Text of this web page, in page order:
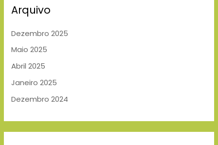
Arquivo
Dezembro 2025
Maio 2025
Abril 2025
Janeiro 2025
Dezembro 2024